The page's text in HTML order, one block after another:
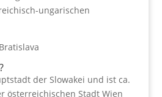
ungarischen
der Slowakei und ist ca.
österreichischen Stadt Wien